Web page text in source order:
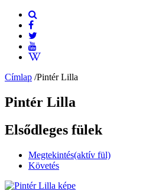
Címlap /Pintér Lilla
Pintér Lilla
Elsődleges fülek
Megtekintés(aktív fül)
Követés